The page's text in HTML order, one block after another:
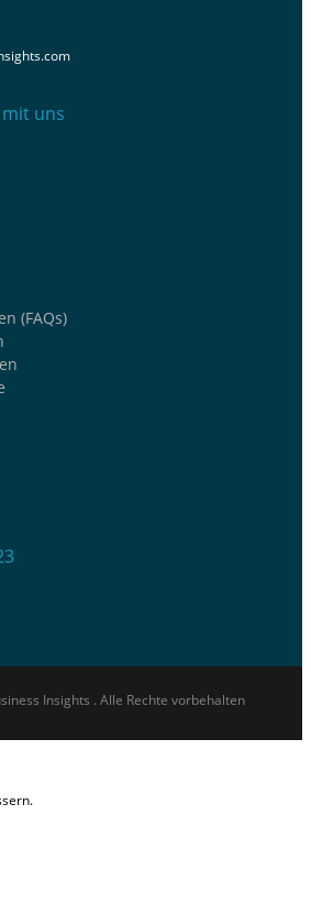
uns
(FAQs)
Insights . Alle Rechte vorbehalten